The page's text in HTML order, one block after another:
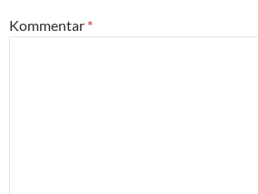
Kommentar *